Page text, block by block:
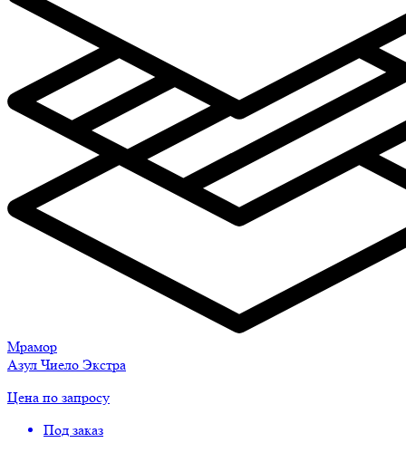
Мрамор
Азул Чиело Экстра
Цена по запросу
Под заказ